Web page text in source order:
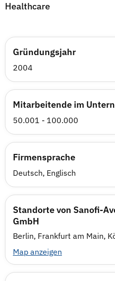
Healthcare
Gründungsjahr
2004
Mitarbeitende im
50.001 - 100.000
Firmensprache
Deutsch, Englisch
Standorte von Sanofi-
GmbH
Berlin, Frankfurt am Main,
Map anzeigen